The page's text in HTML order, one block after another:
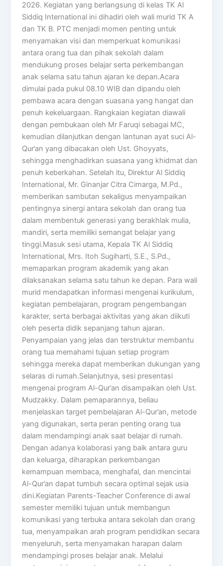
2026. Kegiatan yang berlangsung di kelas TK Al
Siddiq International ini dihadiri oleh wali murid TK A
dan TK B. PTC menjadi momen penting untuk
menyamakan visi dan memperkuat komunikasi
antara orang tua dan pihak sekolah dalam
mendukung proses belajar serta perkembangan
anak selama satu tahun ajaran ke depan.Acara
dimulai pada pukul 08.10 WIB dan dipandu oleh
pembawa acara dengan suasana yang hangat dan
penuh kekeluargaan. Rangkaian kegiatan diawali
dengan pembukaan oleh Mr Faruqi sebagai MC,
kemudian dilanjutkan dengan lantunan ayat suci Al-
Qur’an yang dibacakan oleh Ust. Ghoyyats,
sehingga menghadirkan suasana yang khidmat dan
penuh keberkahan. Setelah itu, Direktur Al Siddiq
International, Mr. Ginanjar Citra Cimarga, M.Pd.,
memberikan sambutan sekaligus menyampaikan
pentingnya sinergi antara sekolah dan orang tua
dalam membentuk generasi yang berakhlak mulia,
mandiri, serta memiliki semangat belajar yang
tinggi.Masuk sesi utama, Kepala TK Al Siddiq
International, Mrs. Itoh Sugiharti, S.E., S.Pd.,
memaparkan program akademik yang akan
dilaksanakan selama satu tahun ke depan. Para wali
murid mendapatkan informasi mengenai kurikulum,
kegiatan pembelajaran, program pengembangan
karakter, serta berbagai aktivitas yang akan diikuti
oleh peserta didik sepanjang tahun ajaran.
Penyampaian yang jelas dan terstruktur membantu
orang tua memahami tujuan setiap program
sehingga mereka dapat memberikan dukungan yang
selaras di rumah.Selanjutnya, sesi presentasi
mengenai program Al-Qur’an disampaikan oleh Ust.
Mudzakky. Dalam pemaparannya, beliau
menjelaskan target pembelajaran Al-Qur’an, metode
yang digunakan, serta peran penting orang tua
dalam mendampingi anak saat belajar di rumah.
Dengan adanya kolaborasi yang baik antara guru
dan keluarga, diharapkan perkembangan
kemampuan membaca, menghafal, dan mencintai
Al-Qur’an dapat tumbuh secara optimal sejak usia
dini.Kegiatan Parents-Teacher Conference di awal
semester memiliki tujuan untuk membangun
komunikasi yang terbuka antara sekolah dan orang
tua, menyampaikan arah program pendidikan secara
menyeluruh, serta menyamakan harapan dalam
mendampingi proses belajar anak. Melalui